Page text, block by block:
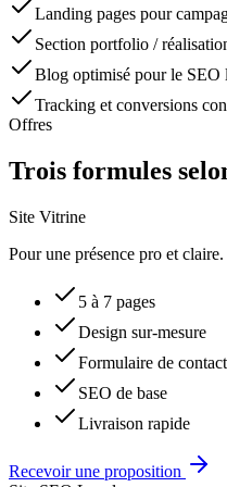
Landing pages pour
Section portfolio /
Blog optimisé pour le SEO
Tracking et conversions
Offres
Trois formules
Site Vitrine
Pour une présence pro et claire.
5 à 7 pages
Design sur-mesure
Formulaire de contact
SEO de base
Livraison rapide
Recevoir une proposition